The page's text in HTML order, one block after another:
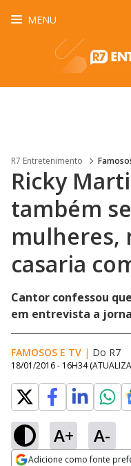
MENU
R7 Entretenimento
Ricky
também
mulheres,
casaria
Cantor confessou
em entrevista a
FAMOSOS E TV | Do R7
18/01/2016 - 16H34
A+ A-
Adicione como fonte